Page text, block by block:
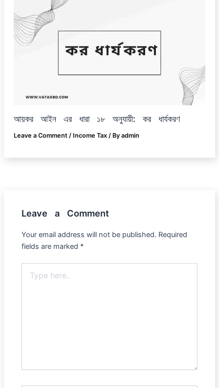
আয়কর আইন এর ধারা ১৮ অনুযায়ী: কর ধার্যকরণ
Leave a Comment / Income Tax/ By admin
Leave a Comment
Your email address will not be published. Required
fields are marked *
here..